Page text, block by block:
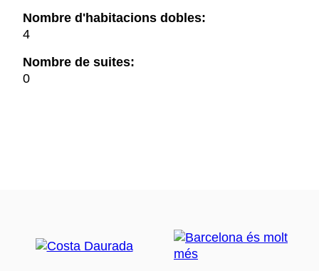
Nombre d'habitacions dobles:
4
Nombre de suites:
0